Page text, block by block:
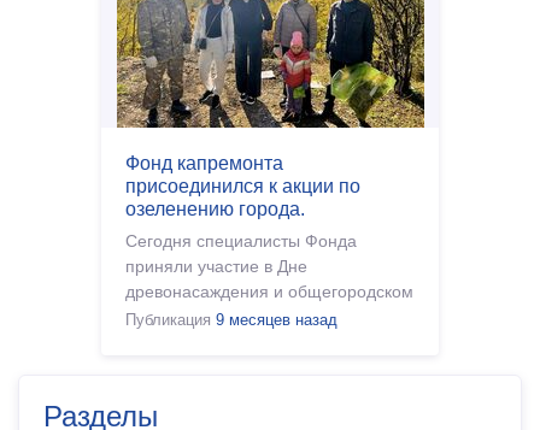
Фонд капремонта
присоединился к акции по
озеленению города.
Сегодня специалисты Фонда
приняли участие в Дне
древонасаждения и общегородском
субботнике. Участники высадили
Публикация 9 месяцев назад
Разделы